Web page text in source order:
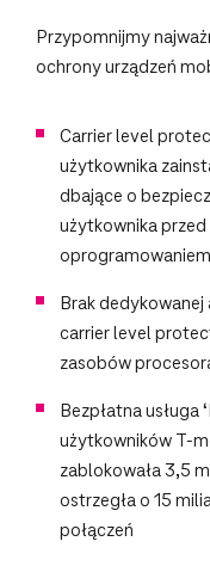
Przypomnijmy
ochrony urządzeń
Carrier level
użytkownika
dbające o
użytkownika przed
oprogramowaniem
Brak
carrier level
zasobów
Bezpłatna usługa
użytkowników T-
zablokowała 3,5
ostrzegła o 15
połączeń